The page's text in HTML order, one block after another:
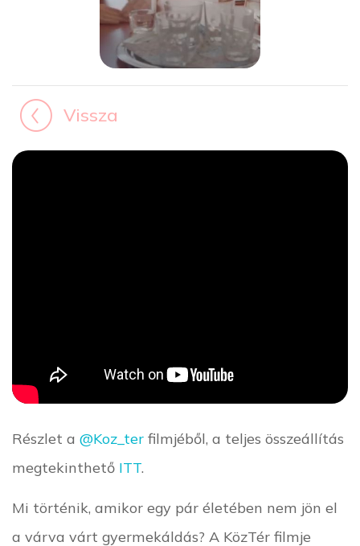
Vissza
Részlet a ‪@Koz_ter‬ filmjéből, a teljes összeállítás
megtekinthető ITT.
Mi történik, amikor egy pár életében nem jön el
a várva várt gyermekáldás? A KözTér filmje